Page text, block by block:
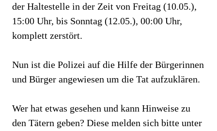
der Haltestelle in der Zeit von Freitag (10.05.),
15:00 Uhr, bis Sonntag (12.05.), 00:00 Uhr,
komplett zerstört.
Nun ist die Polizei auf die Hilfe der Bürgerinnen
und Bürger angewiesen um die Tat aufzuklären.
Wer hat etwas gesehen und kann Hinweise zu
den Tätern geben? Diese melden sich bitte unter